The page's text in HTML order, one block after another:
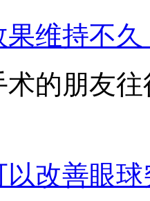
维持不
的朋友
以改善眼